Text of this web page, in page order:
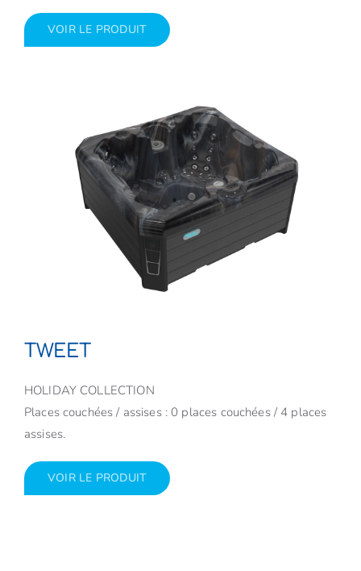
VOIR LE PRODUIT
TWEET
HOLIDAY COLLECTION
Places couchées / assises : 0 places couchées / 4 places
assises.
VOIR LE PRODUIT